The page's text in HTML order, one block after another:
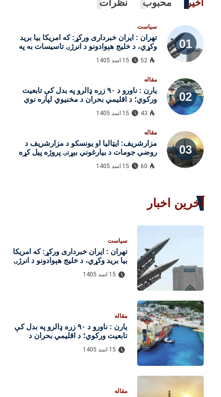
اخیر محبوب نظرات
سیاست
تهران : ایران خبرداری ورکړ: که امریکا بیا برید
وکړي، د خلیج هېوادونو د انرژۍ تاسیسات به په
نښه کړو
52 15 اسد 1405
مقاله
یارن : ناورو د ۹۰ زره ډالرو په بدل کې تابعیت
ورکوي؛ د اقلیمي بحران د مخنیوي لپاره نوې
طرحه
43 15 اسد 1405
مقاله
مزارشریف: ایټالیا او یونسکو د مزارشریف د
روضې جومات د بیارغونې بېړنۍ پروژه پیل کړه
60 15 اسد 1405
آخرین اخبار
سیاست
تهران : ایران خبرداری ورکړ: که امریکا
بیا برید وکړي، د خلیج هېوادونو د انرژۍ
15 اسد 1405
مقاله
یارن : ناورو د ۹۰ زره ډالرو په بدل کې
تابعیت ورکوي؛ د اقلیمي بحران د
15 اسد 1405
مقاله